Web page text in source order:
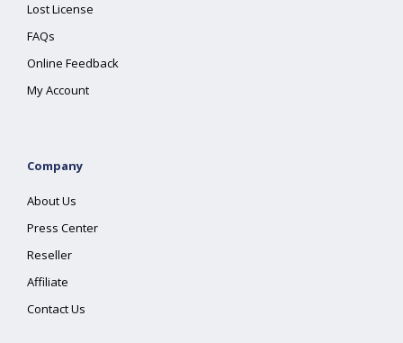
Lost License
FAQs
Online Feedback
My Account
Company
About Us
Press Center
Reseller
Affiliate
Contact Us